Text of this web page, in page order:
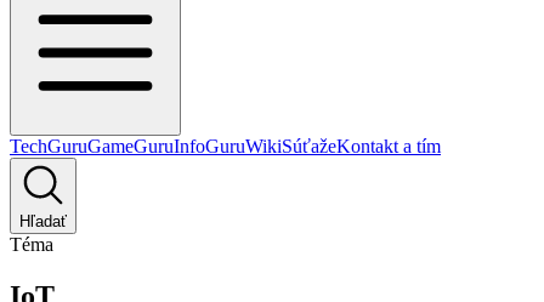
TechGuruGameGuruInfoGuruWikiSúťažeKontakt a tím
Hľadať
Téma